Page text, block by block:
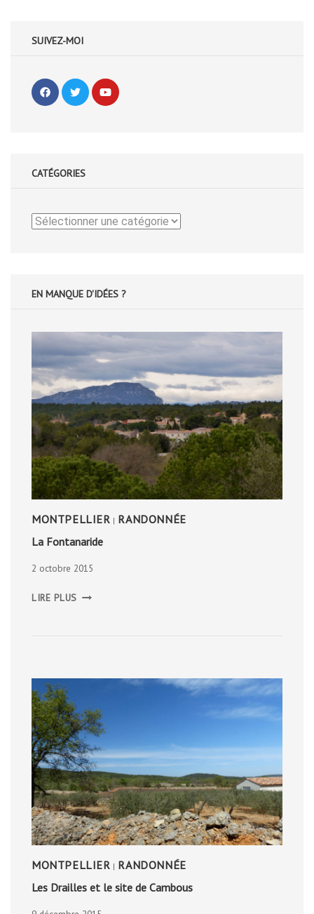
SUIVEZ-MOI
CATÉGORIES
Catégories
EN MANQUE D'IDÉES ?
MONTPELLIER | RANDONNÉE
La Fontanaride
2 octobre 2015
LIRE PLUS FONTANARIDE
MONTPELLIER | RANDONNÉE
Les Drailles et le site de Cambous